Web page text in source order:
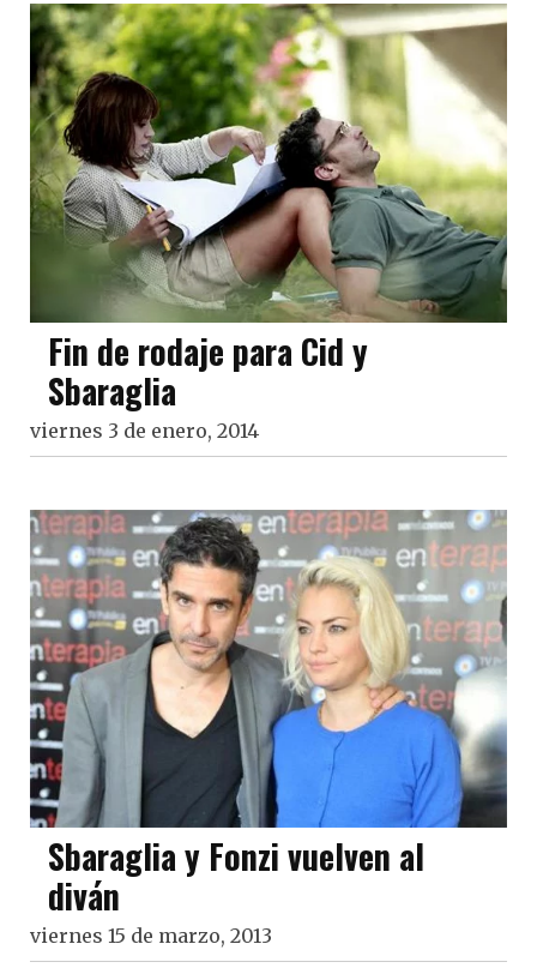
Fin de rodaje para Cid y
Sbaraglia
viernes 3 de enero, 2014
Sbaraglia y Fonzi vuelven al
diván
viernes 15 de marzo, 2013